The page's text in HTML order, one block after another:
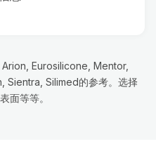
Eurosilicone, Mentor,
Silimed的参考。选择
面等等。